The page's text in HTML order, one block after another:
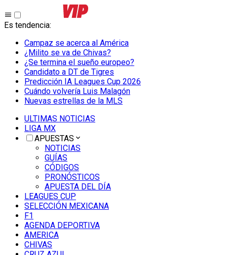
Es tendencia:
Campaz se acerca al América
¿Milito se va de Chivas?
¿Se termina el sueño europeo?
Candidato a DT de Tigres
Predicción IA Leagues Cup 2026
Cuándo volvería Luis Malagón
Nuevas estrellas de la MLS
ULTIMAS NOTICIAS
LIGA MX
APUESTAS
NOTICIAS
GUÍAS
CÓDIGOS
PRONÓSTICOS
APUESTA DEL DÍA
LEAGUES CUP
SELECCIÓN MEXICANA
F1
AGENDA DEPORTIVA
AMERICA
CHIVAS